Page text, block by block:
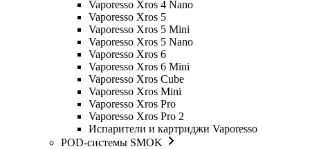
Vaporesso Xros 4 Nano
Vaporesso Xros 5
Vaporesso Xros 5 Mini
Vaporesso Xros 5 Nano
Vaporesso Xros 6
Vaporesso Xros 6 Mini
Vaporesso Xros Cube
Vaporesso Xros Mini
Vaporesso Xros Pro
Vaporesso Xros Pro 2
Испарители и картриджи Vaporesso
POD-системы SMOK